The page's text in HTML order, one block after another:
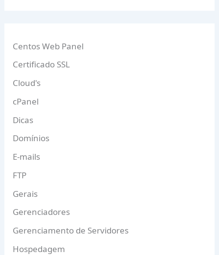
Centos Web Panel
Certificado SSL
Cloud's
cPanel
Dicas
Domínios
E-mails
FTP
Gerais
Gerenciadores
Gerenciamento de Servidores
Hospedagem